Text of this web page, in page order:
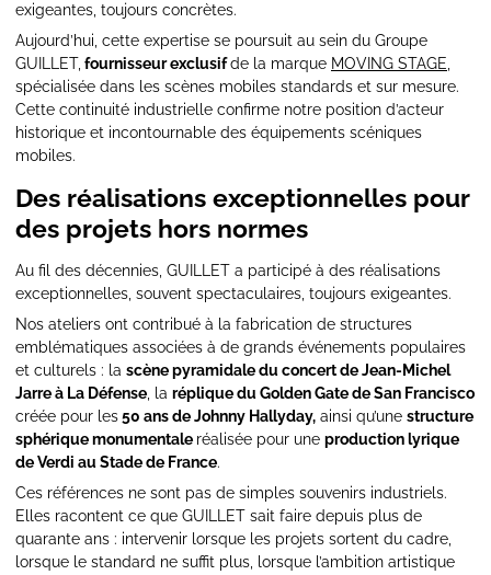
exigeantes, toujours concrètes.
Aujourd’hui, cette expertise se poursuit au sein du Groupe
GUILLET, fournisseur exclusifde la marque MOVING STAGE
spécialisée dans les scènes mobiles standards et sur mesure.
Cette continuité industrielle confirme notre position d’acteur
historique et incontournable des équipements scéniques
mobiles.
Des réalisations exceptionnelles pour
des projets hors normes
Au fil des décennies, GUILLET a participé à des réalisations
exceptionnelles, souvent spectaculaires, toujours exigeantes.
Nos ateliers ont contribué à la fabrication de structures
emblématiques associées à de grands événements populaires
et culturels : la scène pyramidale du concert de Jean-Michel
Jarre à La Défense , la réplique du Golden Gate de San Francisco
créée pour les50 ans de Johnny Hallyday, ainsi qu’une structure
sphérique monumentale réalisée pour une production lyrique
de Verdi au Stade de France.
Ces références ne sont pas de simples souvenirs industriels.
Elles racontent ce que GUILLET sait faire depuis plus de
quarante ans : intervenir lorsque les projets sortent du cadre,
lorsque le standard ne suffit plus, lorsque l’ambition artistique